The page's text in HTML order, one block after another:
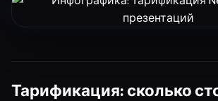
Тарификация: сколько